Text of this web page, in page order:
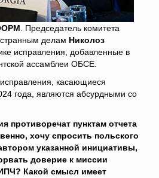
. Председатель комитета
делам Николоз
исправления, добавленные в
ассамблеи ОБСЕ.
касающиеся
года, являются абсурдными со
противоречат пунктам отчета
хочу спросить польского
указанной инициативы,
доверие к миссии
Какой смысл имеет